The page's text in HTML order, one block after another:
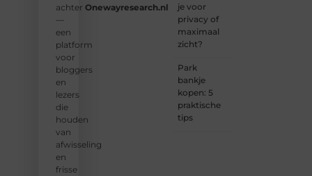
achter Onewayresearch.nl
—
een
platform
voor
bloggers
en
lezers
die
houden
van
afwisseling
en
frisse
je voor
privacy of
maximaal
zicht?
Park
bankje
kopen: 5
praktische
tips